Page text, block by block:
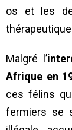
os et les
Malgré l’
Afrique en
ces félins
fermiers se